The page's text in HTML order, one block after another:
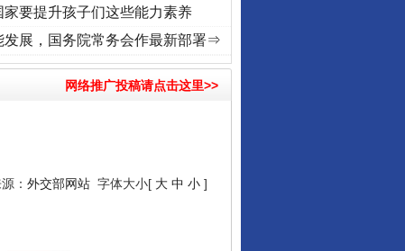
命 奋进复兴征程丨“转折之城”激荡..·[视频]
家要提升孩子们这些能力素养
发展，国务院常务会作最新部署⇒
网络推广投稿请点击这里>>
： 外交部网站 字体大小[ 大 中 小 ]